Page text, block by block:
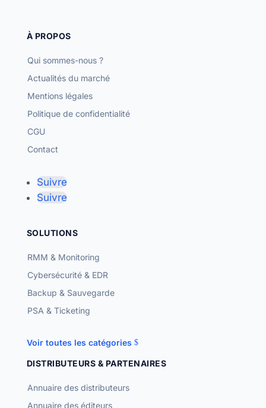
À PROPOS
Qui sommes-nous ?
Actualités du marché
Mentions légales
Politique de confidentialité
CGU
Contact
Suivre
Suivre
SOLUTIONS
RMM & Monitoring
Cybersécurité & EDR
Backup & Sauvegarde
PSA & Ticketing
Voir toutes les catégories
DISTRIBUTEURS & PARTENAIRES
Annuaire des distributeurs
Annuaire des éditeurs